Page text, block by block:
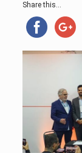
Share this...